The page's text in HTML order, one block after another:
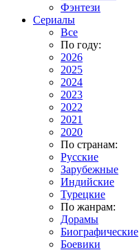
Фэнтези
Сериалы
Все
По году:
2026
2025
2024
2023
2022
2021
2020
По странам:
Русские
Зарубежные
Индийские
Турецкие
По жанрам:
Дорамы
Биографические
Боевики